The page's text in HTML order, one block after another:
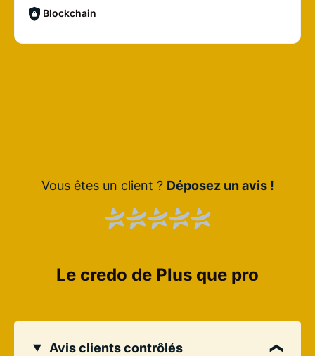
Blockchain
Vous êtes un client ? Déposez un avis !
Le credo de Plus que pro
Avis clients contrôlés